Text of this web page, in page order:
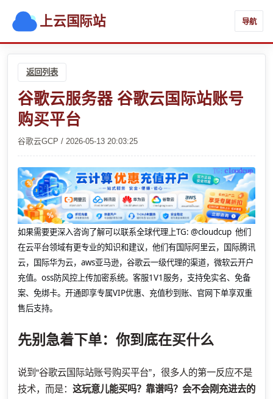
上云国际站 导航
返回列表
谷歌云服务器 谷歌云国际站账号
购买平台
谷歌云GCP / 2026-05-13 20:03:25
如果需要更深入咨询了解可以联系全球代理上TG: @cloudcup 他们
在云平台领域有更专业的知识和建议，他们有国际阿里云，国际腾讯
云，国际华为云，aws亚马逊，谷歌云一级代理的渠道，微软云开户
充值。oss防风控上传加密系统。客服1V1服务，支持免实名、免备
案、免绑卡。开通即享专属VIP优惠、充值秒到账、官网下单享双重
售后支持。
先别急着下单：你到底在买什么
说到“谷歌云国际站账号购买平台”，很多人的第一反应不是
技术，而是： 这玩意儿能买吗？靠谱吗？会不会刚充进去的